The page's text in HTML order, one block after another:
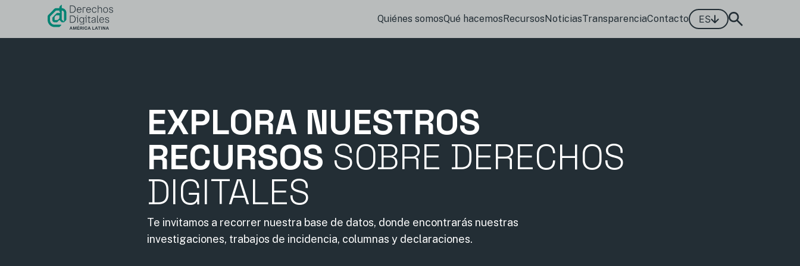
Quiénes somosQué hacemosRecursosNoticiasTransparenciaContacto ES
EXPLORA NUESTROS
RECURSOS SOBRE DERECHOS
DIGITALES
Te invitamos a recorrer nuestra base de datos, donde encontrarás nuestras
investigaciones, trabajos de incidencia, columnas y declaraciones.